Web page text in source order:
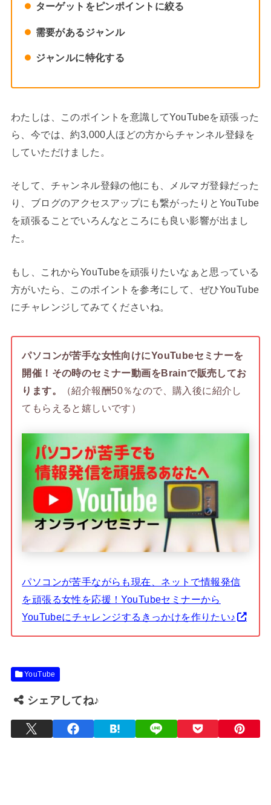
ターゲットをピンポイントに絞る
需要があるジャンル
ジャンルに特化する
わたしは、このポイントを意識してYouTubeを頑張った
ら、今では、約3,000人ほどの方からチャンネル登録を
していただけました。
そして、チャンネル登録の他にも、メルマガ登録だった
り、ブログのアクセスアップにも繋がったりとYouTube
を頑張ることでいろんなところにも良い影響が出まし
た。
もし、これからYouTubeを頑張りたいなぁと思っている
方がいたら、このポイントを参考にして、ぜひYouTube
にチャレンジしてみてくださいね。
パソコンが苦手な女性向けにYouTubeセミナーを
開催！その時のセミナー動画をBrainで販売してお
ります。
（紹介報酬50％なので、購入後に紹介し
てもらえると嬉しいです）
パソコンが苦手ながらも現在、ネットで情報発信
を頑張る女性を応援！YouTubeセミナーから
YouTubeにチャレンジするきっかけを作りたい♪
YouTube
シェアしてね♪